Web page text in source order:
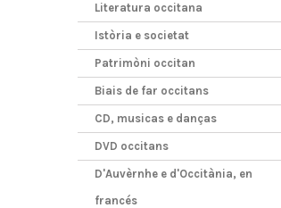
Literatura occitana
Istòria e societat
Patrimòni occitan
Biais de far occitans
CD, musicas e danças
DVD occitans
D'Auvèrnhe e d'Occitània, en
francés